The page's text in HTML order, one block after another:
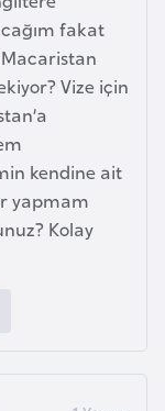
fakat
Vize için
kendine ait
yapmam
Kolay